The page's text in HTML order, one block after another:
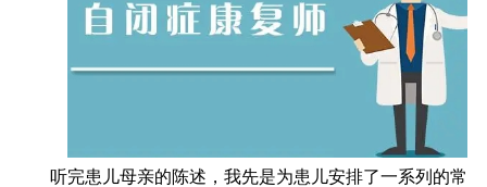
听完患儿母亲的陈述，我先是为患儿安排了一系列的常